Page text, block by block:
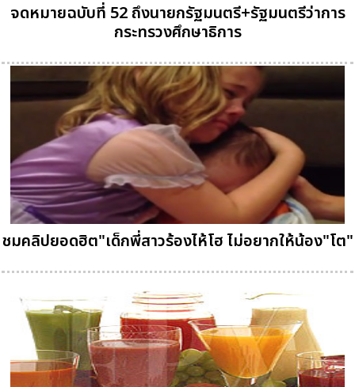
จดหมายฉบับที่ 52 ถึงนายกรัฐมนตรี+รัฐมนตรีว่าการ
กระทรวงศึกษาธิการ
ชมคลิปยอดฮิต"เด็กพี่สาวร้องไห้โฮ ไม่อยากให้น้อง"โต"